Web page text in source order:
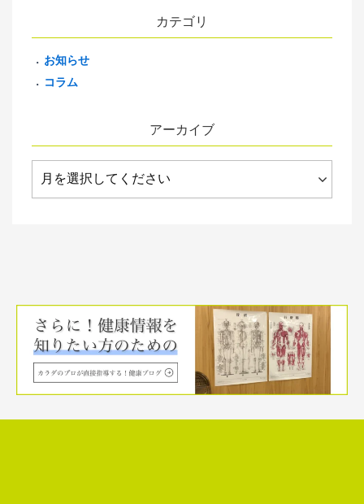
カテゴリ
お知らせ
コラム
アーカイブ